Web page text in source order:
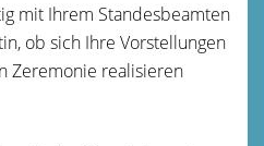
mit Ihrem Standesbeamten
ob sich Ihre Vorstellungen
Zeremonie realisieren